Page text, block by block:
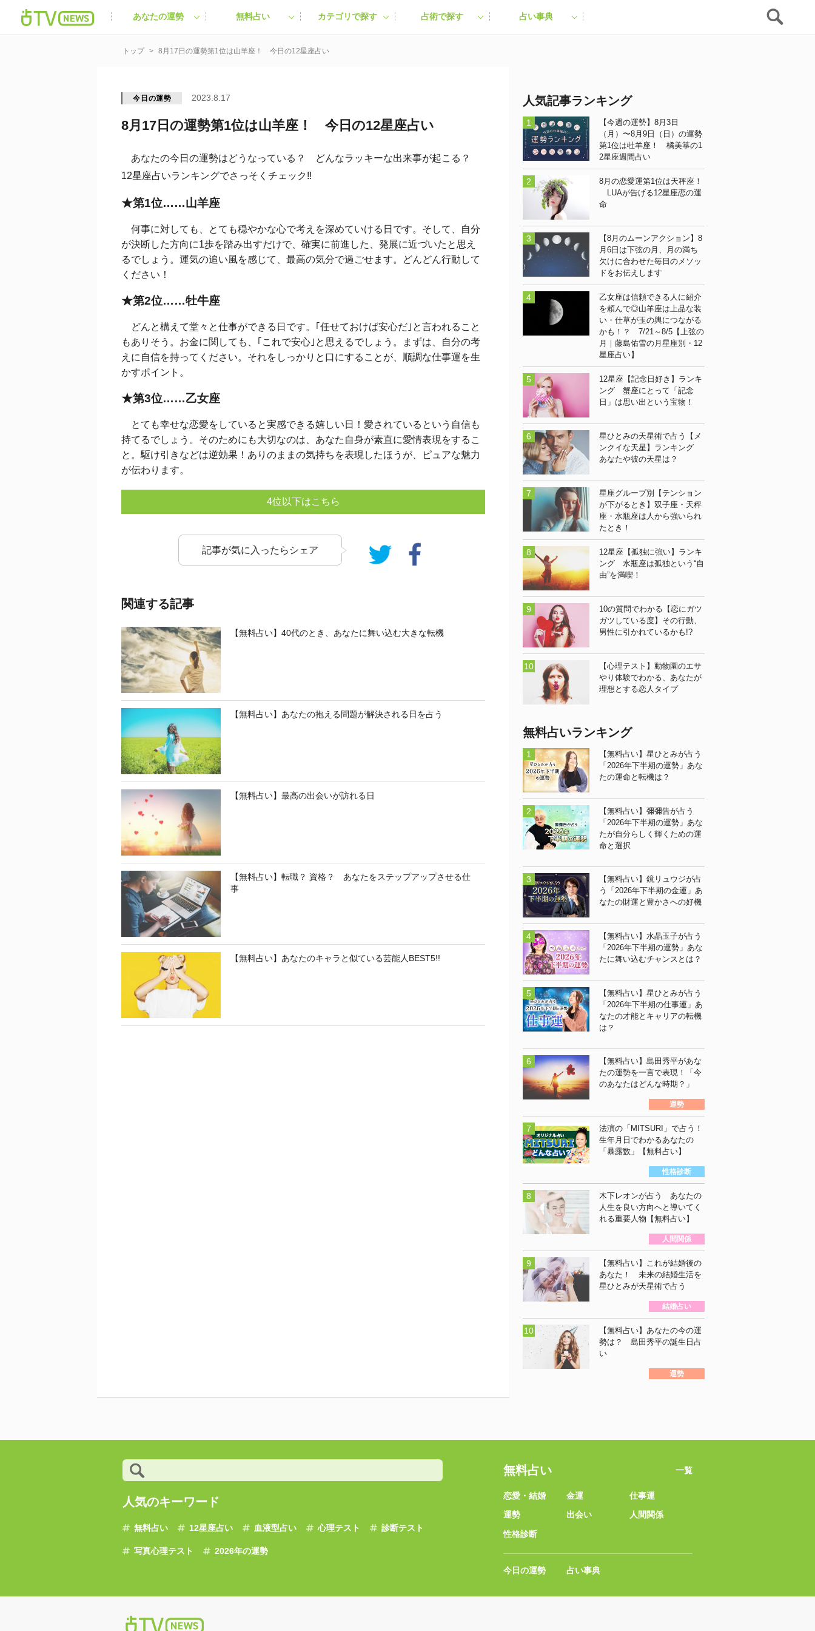
あなたの運勢 無料占い カテゴリで探す 占術で探す 占い事典
今日の運勢 2023.8.17
8月17日の運勢第1位は山羊座！ 今日の12星座占い
あなたの今日の運勢はどうなっている？ どんなラッキーな出来事が起こる？
12星座占いランキングでさっそくチェック!!
★第1位……山羊座
何事に対しても、とても穏やかな心で考えを深めていける日です。そして、自分
が決断した方向に1歩を踏み出すだけで、確実に前進した、発展に近づいたと思え
るでしょう。運気の追い風を感じて、最高の気分で過ごせます。どんどん行動して
ください！
★第2位……牡牛座
どんと構えて堂々と仕事ができる日です。｢任せておけば安心だ｣と言われること
もありそう。お金に関しても、｢これで安心｣と思えるでしょう。まずは、自分の考
えに自信を持ってください。それをしっかりと口にすることが、順調な仕事運を生
かすポイント。
★第3位……乙女座
とても幸せな恋愛をしていると実感できる嬉しい日！愛されているという自信も
持てるでしょう。そのためにも大切なのは、あなた自身が素直に愛情表現をするこ
と。駆け引きなどは逆効果！ありのままの気持ちを表現したほうが、ピュアな魅力
が伝わります。
4位以下はこちら
記事が気に入ったらシェア
関連する記事
【無料占い】40代のとき、あなたに舞い込む大きな転機
【無料占い】あなたの抱える問題が解決される日を占う
【無料占い】最高の出会いが訪れる日
【無料占い】転職？ 資格？ あなたをステップアップさせる仕
事
【無料占い】あなたのキャラと似ている芸能人BEST5!!
人気記事ランキング
【今週の運勢】8月3日
（月）〜8月9日（日）の運勢
第1位は牡羊座！ 橘美箏の1
2星座週間占い
8月の恋愛運第1位は天秤座！
LUAが告げる12星座恋の運
命
【8月のムーンアクション】8
月6日は下弦の月、月の満ち
欠けに合わせた毎日のメソッ
ドをお伝えします
乙女座は信頼できる人に紹介
を頼んで◎山羊座は上品な装
い・仕草が玉の輿につながる
かも！？ 7/21～8/5【上弦の
月｜藤島佑雪の月星座別・12
星座占い】
12星座【記念日好き】ランキ
ング 蟹座にとって「記念
日」は思い出という宝物！
星ひとみの天星術で占う【メ
ンクイな天星】ランキング
あなたや彼の天星は？
星座グループ別【テンション
が下がるとき】双子座・天秤
座・水瓶座は人から強いられ
たとき！
12星座【孤独に強い】ランキ
ング 水瓶座は孤独という“自
由”を満喫！
10の質問でわかる【恋にガツ
ガツしている度】その行動、
男性に引かれているかも!?
【心理テスト】動物園のエサ
やり体験でわかる、あなたが
理想とする恋人タイプ
無料占いランキング
【無料占い】星ひとみが占う
「2026年下半期の運勢」あな
たの運命と転機は？
【無料占い】彌彌告が占う
「2026年下半期の運勢」あな
たが自分らしく輝くための運
命と選択
【無料占い】鏡リュウジが占
う「2026年下半期の金運」あ
なたの財運と豊かさへの好機
【無料占い】水晶玉子が占う
「2026年下半期の運勢」あな
たに舞い込むチャンスとは？
【無料占い】星ひとみが占う
「2026年下半期の仕事運」あ
なたの才能とキャリアの転機
は？
【無料占い】島田秀平があな
たの運勢を一言で表現！「今
のあなたはどんな時期？」
運勢
法演の「MITSURI」で占う！
生年月日でわかるあなたの
「暴露数」【無料占い】
性格診断
木下レオンが占う あなたの
人生を良い方向へと導いてく
れる重要人物【無料占い】
人間関係
【無料占い】これが結婚後の
あなた！ 未来の結婚生活を
星ひとみが天星術で占う
結婚占い
【無料占い】あなたの今の運
勢は？ 島田秀平の誕生日占
い
運勢
トップ 8月17日の運勢第1位は山羊座！ 今日の12星座占い
人気のキーワード
無料占い 12星座占い 血液型占い 心理テスト 診断テスト
写真心理テスト 2026年の運勢
無料占い 一覧
恋愛・結婚 金運
仕事運
運勢
出会い
人間関係
性格診断
今日の運勢 占い事典